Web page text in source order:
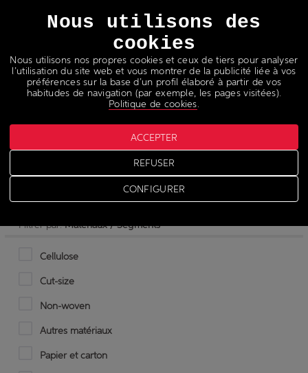
Équipements laser de
poinçonnage et coupe
Filtrer par:Matériaux / Segments
Cellulose
Cut-size
Non-woven
Autres matériaux
Papier et carton
Nous utilisons des
cookies
Nous utilisons nos propres cookies et ceux de tiers pour analyser
l’utilisation du site web et vous montrer de la publicité liée à vos
préférences sur la base d’un profil élaboré à partir de vos
habitudes de navigation (par exemple, les pages visitées).
Politique de cookies
CONFIGURER
REFUSER
ACCEPTER